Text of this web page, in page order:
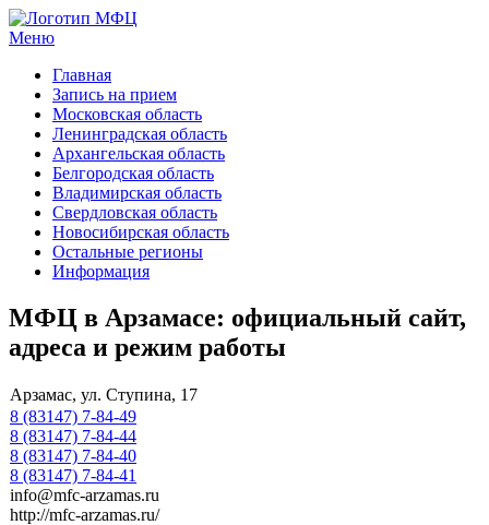
Меню
Главная
Запись на прием
Московская область
Ленинградская область
Архангельская область
Белгородская область
Владимирская область
Свердловская область
Новосибирская область
Остальные регионы
Информация
МФЦ в Арзамасе: официальный сайт,
адреса и режим работы
Арзамас, ул. Ступина, 17
8 (83147) 7-84-49
8 (83147) 7-84-44
8 (83147) 7-84-40
8 (83147) 7-84-41
info@mfc-arzamas.ru
http://mfc-arzamas.ru/